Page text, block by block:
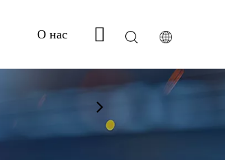
О нас Связаться с нами